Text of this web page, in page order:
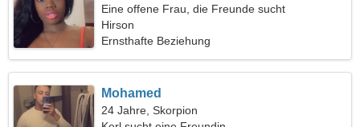
Eine offene Frau, die Freunde sucht
Hirson
Ernsthafte Beziehung
Mohamed
24 Jahre, Skorpion